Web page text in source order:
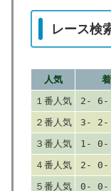
レース
人気
１番人気
2-
２番人気
3-
３番人気
1-
４番人気
2-
５番人気
0- 0-